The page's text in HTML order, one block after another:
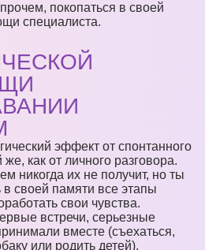
покопаться в своей
специалиста.
эффект от спонтанного
как от личного разговора.
никогда их не получит, но ты
своей памяти все этапы
свои чувства.
встречи, серьезные
вместе (съехаться,
или родить детей).